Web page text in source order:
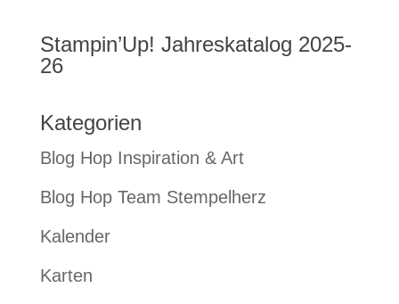
Stampin’Up! Jahreskatalog 2025-
26
Kategorien
Blog Hop Inspiration & Art
Blog Hop Team Stempelherz
Kalender
Karten